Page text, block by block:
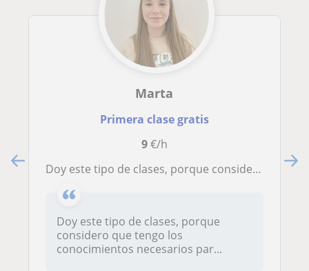
Marta
Primera clase gratis
9€/h
Doy este tipo de clases, porque considero que tengo los conocimientos necesarios para poder hacerlo bien (bachillerato humanístico, B1 de inglés, A2 de francés y elemental en el conservatorio)
Doy este tipo de clases, porque
considero que tengo los
conocimientos necesarios par...